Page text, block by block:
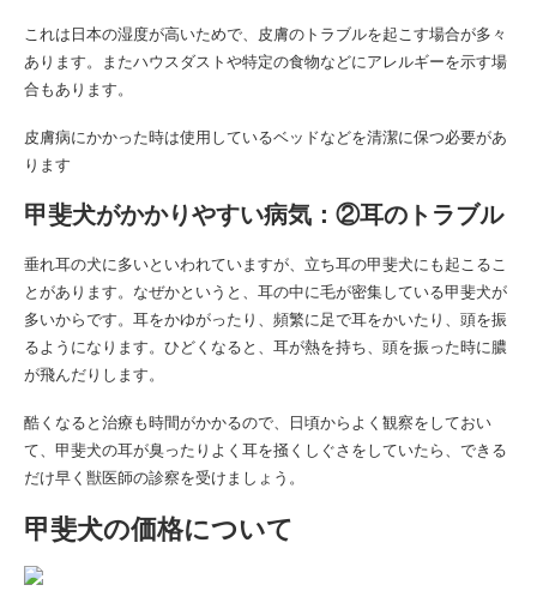
これは日本の湿度が高いためで、皮膚のトラブルを起こす場合が多々
あります。またハウスダストや特定の食物などにアレルギーを示す場
合もあります。
皮膚病にかかった時は使用しているベッドなどを清潔に保つ必要があ
ります
甲斐犬がかかりやすい病気：②耳のトラブル
垂れ耳の犬に多いといわれていますが、立ち耳の甲斐犬にも起こるこ
とがあります。なぜかというと、耳の中に毛が密集している甲斐犬が
多いからです。耳をかゆがったり、頻繁に足で耳をかいたり、頭を振
るようになります。ひどくなると、耳が熱を持ち、頭を振った時に膿
が飛んだりします。
酷くなると治療も時間がかかるので、日頃からよく観察をしておい
て、甲斐犬の耳が臭ったりよく耳を掻くしぐさをしていたら、できる
だけ早く獣医師の診察を受けましょう。
甲斐犬の価格について